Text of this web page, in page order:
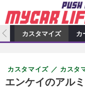
カーオーディオ
プロショップ検索
カスタマイズ特集
カーグッズ
カスタマイズ カ
エンケイのアル
カスタマイズ カスタ